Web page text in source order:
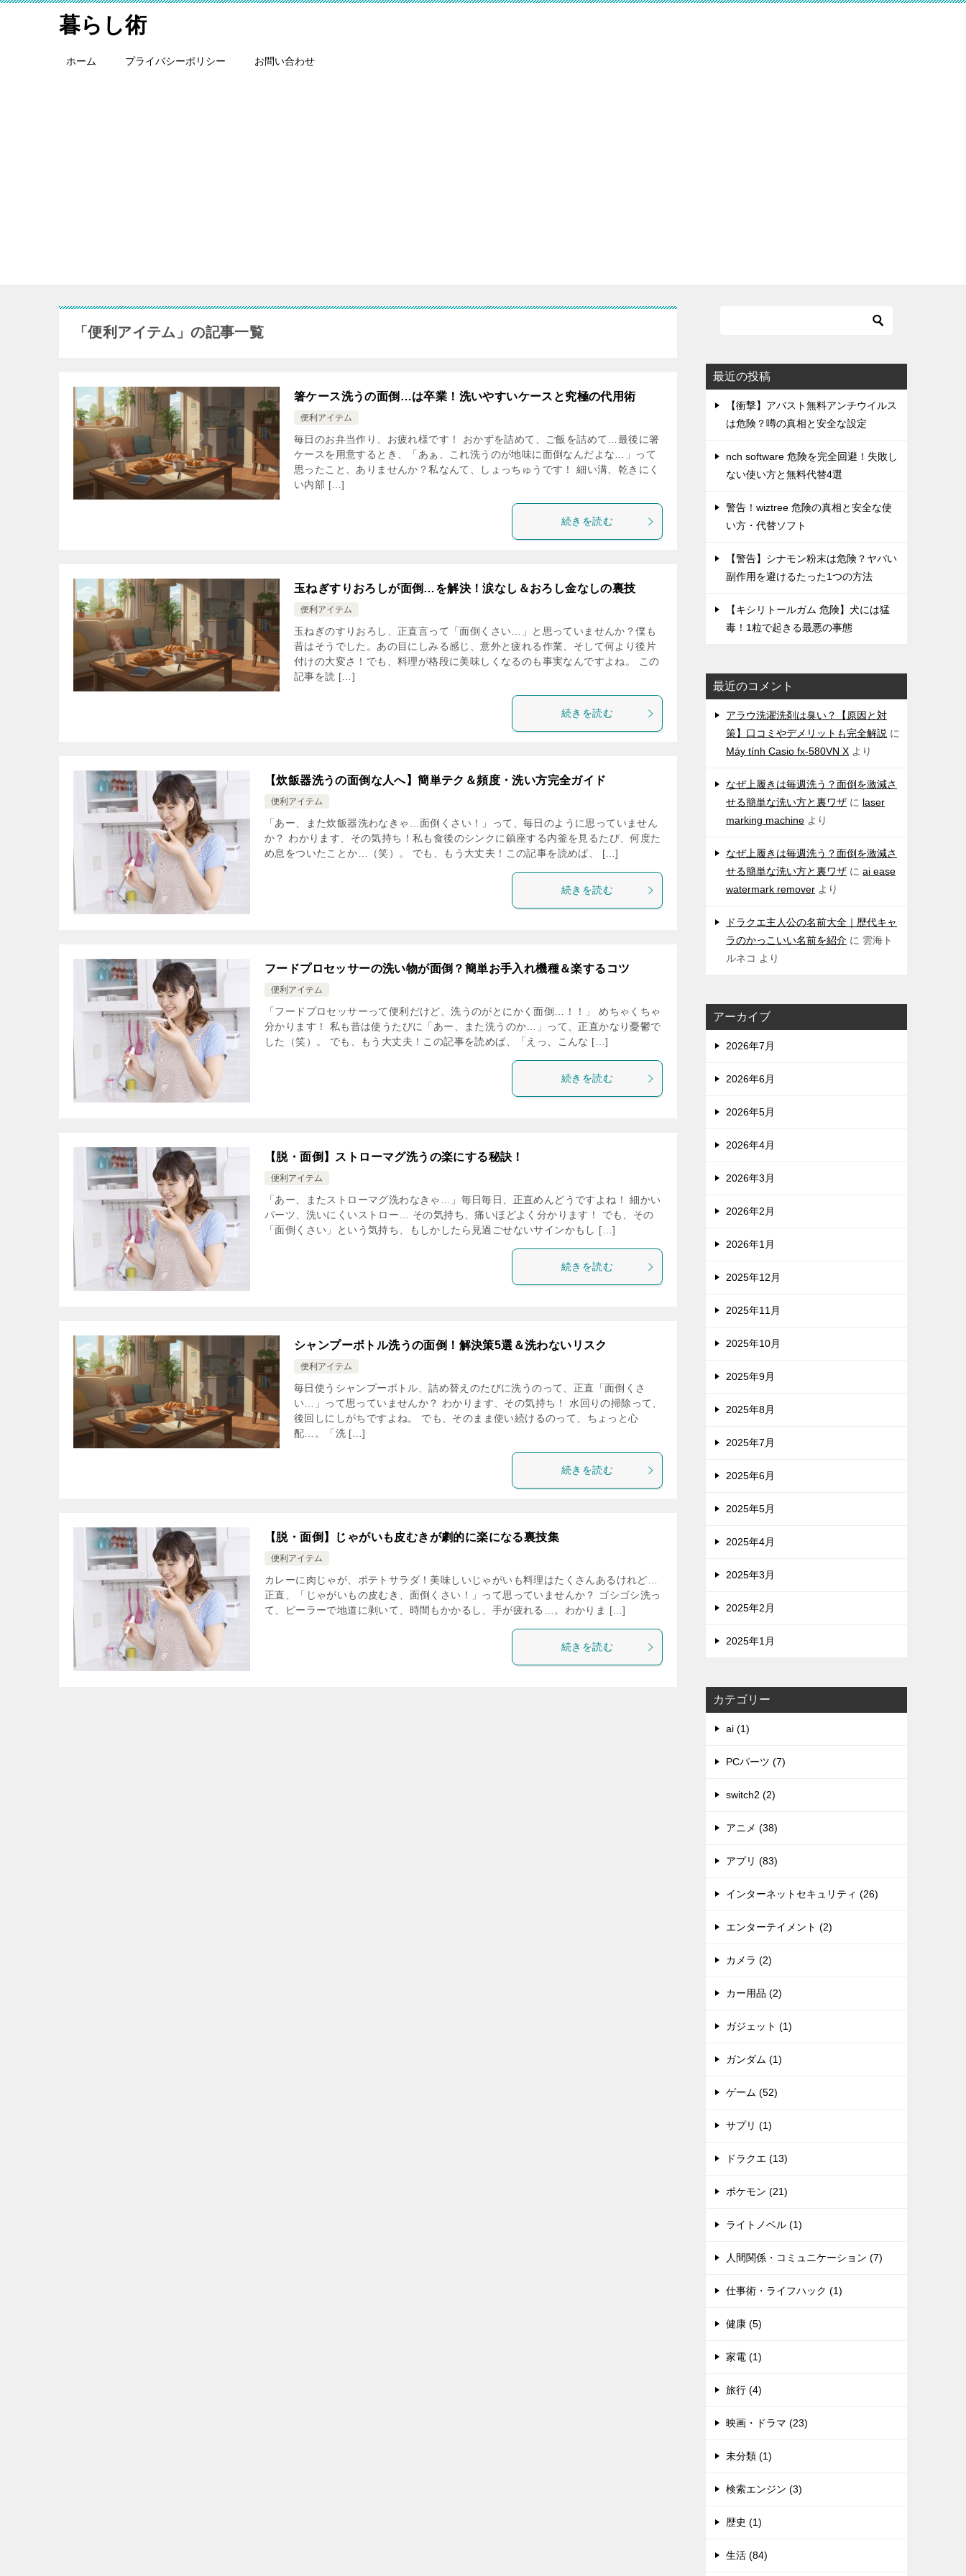
暮らし術
ホーム プライバシーポリシー お問い合わせ
「便利アイテム」の記事一覧
箸ケース洗うの面倒…は卒業！洗いやすいケースと究極の代用術
便利アイテム
毎日のお弁当作り、お疲れ様です！ おかずを詰めて、ご飯を詰めて…最後に箸
ケースを用意するとき、「あぁ、これ洗うのが地味に面倒なんだよな…」って
思ったこと、ありませんか？私なんて、しょっちゅうです！ 細い溝、乾きにく
い内部 […]
続きを読む
玉ねぎすりおろしが面倒…を解決！涙なし＆おろし金なしの裏技
便利アイテム
玉ねぎのすりおろし、正直言って「面倒くさい…」と思っていませんか？僕も
昔はそうでした。あの目にしみる感じ、意外と疲れる作業、そして何より後片
付けの大変さ！でも、料理が格段に美味しくなるのも事実なんですよね。 この
記事を読 […]
続きを読む
【炊飯器洗うの面倒な人へ】簡単テク＆頻度・洗い方完全ガイド
便利アイテム
「あー、また炊飯器洗わなきゃ…面倒くさい！」って、毎日のように思っていません
か？ わかります、その気持ち！私も食後のシンクに鎮座する内釜を見るたび、何度た
め息をついたことか…（笑）。 でも、もう大丈夫！この記事を読めば、 […]
続きを読む
フードプロセッサーの洗い物が面倒？簡単お手入れ機種＆楽するコツ
便利アイテム
「フードプロセッサーって便利だけど、洗うのがとにかく面倒…！！」 めちゃくちゃ
分かります！ 私も昔は使うたびに「あー、また洗うのか…」って、正直かなり憂鬱で
した（笑）。 でも、もう大丈夫！この記事を読めば、「えっ、こんな […]
続きを読む
【脱・面倒】ストローマグ洗うの楽にする秘訣！
便利アイテム
「あー、またストローマグ洗わなきゃ…」毎日毎日、正直めんどうですよね！ 細かい
パーツ、洗いにくいストロー… その気持ち、痛いほどよく分かります！ でも、その
「面倒くさい」という気持ち、もしかしたら見過ごせないサインかもし […]
続きを読む
シャンプーボトル洗うの面倒！解決策5選＆洗わないリスク
便利アイテム
毎日使うシャンプーボトル、詰め替えのたびに洗うのって、正直「面倒くさ
い…」って思っていませんか？ わかります、その気持ち！ 水回りの掃除って、
後回しにしがちですよね。 でも、そのまま使い続けるのって、ちょっと心
配…。「洗 […]
続きを読む
【脱・面倒】じゃがいも皮むきが劇的に楽になる裏技集
便利アイテム
カレーに肉じゃが、ポテトサラダ！美味しいじゃがいも料理はたくさんあるけれど…
正直、「じゃがいもの皮むき、面倒くさい！」って思っていませんか？ ゴシゴシ洗っ
て、ピーラーで地道に剥いて、時間もかかるし、手が疲れる…。わかりま […]
続きを読む
最近の投稿
【衝撃】アバスト無料アンチウイルス
は危険？噂の真相と安全な設定
nch software 危険を完全回避！失敗し
ない使い方と無料代替4選
警告！wiztree 危険の真相と安全な使
い方・代替ソフト
【警告】シナモン粉末は危険？ヤバい
副作用を避けるたった1つの方法
【キシリトールガム 危険】犬には猛
毒！1粒で起きる最悪の事態
最近のコメント
アラウ洗濯洗剤は臭い？【原因と対
策】口コミやデメリットも完全解説 に
Máy tính Casio fx-580VN X より
なぜ上履きは毎週洗う？面倒を激減さ
せる簡単な洗い方と裏ワザ に laser
marking machine より
なぜ上履きは毎週洗う？面倒を激減さ
せる簡単な洗い方と裏ワザ に ai ease
watermark remover より
ドラクエ主人公の名前大全｜歴代キャ
ラのかっこいい名前を紹介 に 雲海ト
ルネコ より
アーカイブ
2026年7月
2026年6月
2026年5月
2026年4月
2026年3月
2026年2月
2026年1月
2025年12月
2025年11月
2025年10月
2025年9月
2025年8月
2025年7月
2025年6月
2025年5月
2025年4月
2025年3月
2025年2月
2025年1月
カテゴリー
ai (1)
PCパーツ (7)
switch2 (2)
アニメ (38)
アプリ (83)
インターネットセキュリティ (26)
エンターテイメント (2)
カメラ (2)
カー用品 (2)
ガジェット (1)
ガンダム (1)
ゲーム (52)
サプリ (1)
ドラクエ (13)
ポケモン (21)
ライトノベル (1)
人間関係・コミュニケーション (7)
仕事術・ライフハック (1)
健康 (5)
家電 (1)
旅行 (4)
映画・ドラマ (23)
未分類 (1)
検索エンジン (3)
歴史 (1)
生活 (84)